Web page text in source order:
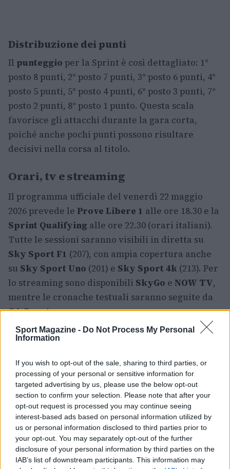
Sport Magazine - Do Not Process My Personal
Information
If you wish to opt-out of the sale, sharing to third parties, or
processing of your personal or sensitive information for
targeted advertising by us, please use the below opt-out
section to confirm your selection. Please note that after your
opt-out request is processed you may continue seeing
interest-based ads based on personal information utilized by
us or personal information disclosed to third parties prior to
your opt-out. You may separately opt-out of the further
disclosure of your personal information by third parties on the
IAB’s list of downstream participants. This information may
Distribuzione dei punti
Il punteggio per la Sprint è così dettagliato: 1°
posto 8 punti, 2° posto 7 punti, 3° posto 6 punti, 4°
posto 5 punti, 5° posto 4 punti, 6° posto 3 punti, 7°
posto 2 punti, 8° posto 1 punto. Questa scala
favorisce gli attacchi durante la gara corta,
poiché anche pochi punti possono risultare
decisivi nella corsa al titolo.
Orari, tv e streaming
Il programma ufficiale del venerdì 22 maggio
2026 prevede le Prove Libere 1 alle ore 18.30 e la
Sprint Qualifying alle ore 22.30 (orari italiani).
Tutte le sessioni saranno visibili in diretta su
Sky Sport F1 (207), con ampia copertura anche
su Sky Sport Uno (201) e Sky Sport 4k (213). Per
lo streaming sono disponibili SkyGo e NOW TV,
mentre le cronache testuali saranno seguite da
OA Sport.
Montreal rappresenta quindi un banco di prova
Antonelli in testa alla classifica, una Mercedes
competitiva guidata daGeorge Russelle gli
attesi progressi diMcLareneFerrari, ilGran
Premio del Canada 2026promette un weekend
ricco di colpi di scena sia nellagara brevesia nella
prova domenicale.